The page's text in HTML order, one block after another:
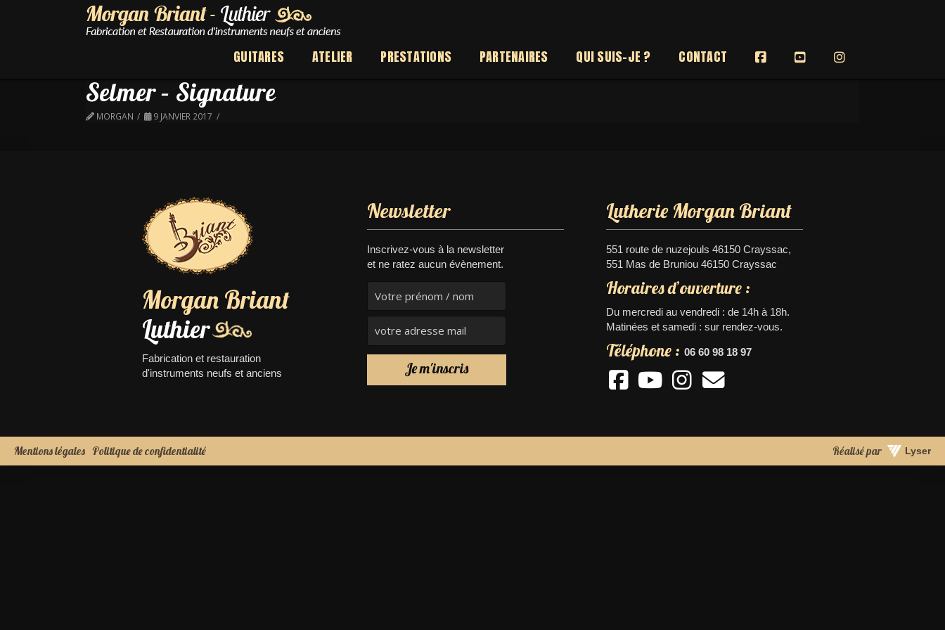
GUITARES ATELIER PRESTATIONS PARTENAIRES QUI SUIS-JE ? CONTACT
Selmer – Signature
MORGAN 9 JANVIER 2017
Morgan Briant
Luthier
Fabrication et restauration
d'instruments neufs et anciens
Newsletter
Inscrivez-vous à la newsletter
et ne ratez aucun évènement.
Lutherie Morgan Briant
551 route de nuzejouls 46150 Crayssac,
551 Mas de Bruniou 46150 Crayssac
Horaires d’ouverture :
Du mercredi au vendredi : de 14h à 18h.
Matinées et samedi : sur rendez-vous.
Téléphone : 06 60 98 18 97
Mentions légales Politique de confidentialité Réalisé par Lyser